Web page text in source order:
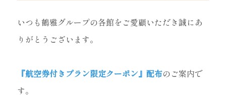
いつも鶴雅グループの各館をご愛顧いただき誠にあ
りがとうございます。
『航空券付きプラン限定クーポン』配布のご案内で
す。